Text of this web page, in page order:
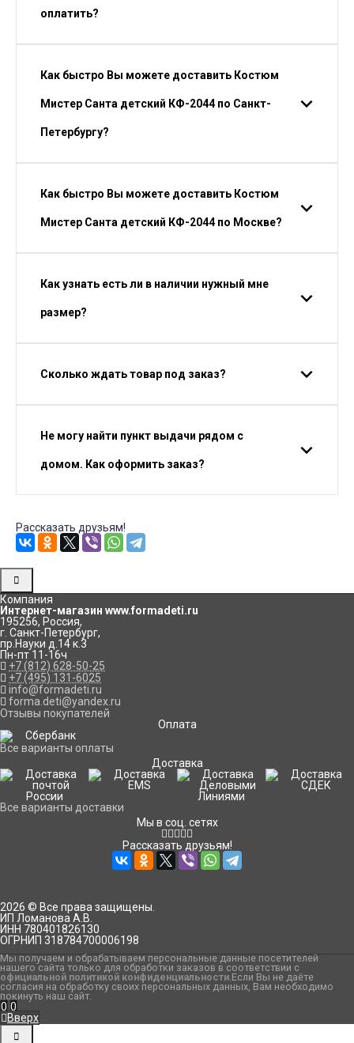
оплатить?
Как быстро Вы можете доставить Костюм
Мистер Санта детский КФ-2044 по Санкт-
Петербургу?
Как быстро Вы можете доставить Костюм
Мистер Санта детский КФ-2044 по Москве?
Как узнать есть ли в наличии нужный мне
размер?
Сколько ждать товар под заказ?
Не могу найти пункт выдачи рядом с
домом. Как оформить заказ?
Рассказать друзьям!
Компания
Интернет-магазин www.formadeti.ru
195256, Россия,
г. Санкт-Петербург,
пр.Науки д.14 к.3
Пн-пт 11-16ч
+7 (812) 628-50-25
+7 (495) 131-6025
info@formadeti.ru
forma.deti@yandex.ru
Отзывы покупателей
Оплата
Все варианты оплаты
Доставка
Все варианты доставки
Мы в соц. сетях
Рассказать друзьям!
2026 © Все права защищены.
ИП Ломанова А.В.
ИНН 780401826130
ОГРНИП 318784700006198
Мы получаем и обрабатываем персональные данные посетителей
нашего сайта только для обработки заказов в соответствии с
официальной политикой конфиденциальности.Если Вы не даёте
согласия на обработку своих персональных данных, Вам необходимо
покинуть наш сайт.
0 0
Вверх